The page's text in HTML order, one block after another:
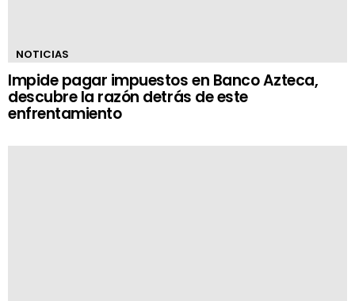
NOTICIAS
Impide pagar impuestos en Banco Azteca,
descubre la razón detrás de este
enfrentamiento